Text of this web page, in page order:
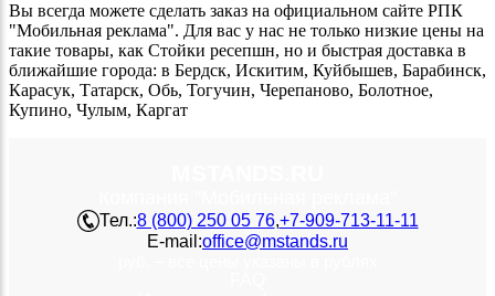
Вы всегда можете сделать заказ на официальном сайте РПК
"Мобильная реклама". Для вас у нас не только низкие цены на
такие товары, как Стойки ресепшн, но и быстрая доставка в
ближайшие города: в Бердск, Искитим, Куйбышев, Барабинск,
Карасук, Татарск, Обь, Тогучин, Черепаново, Болотное,
Купино, Чулым, Каргат
Тел.:8 (800) 250 05 76,+7-909-713-11-11
E-mail:office@mstands.ru